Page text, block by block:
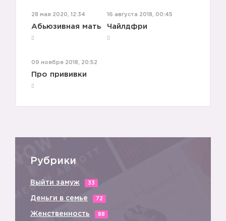
28 мая 2020, 12:34
Абьюзивная мать
16 августа 2018, 00:45
Чайлдфри
09 ноября 2018, 20:52
Про прививки
Рубрики
Выйти замуж 33
Деньги в семье 72
Женственность 88